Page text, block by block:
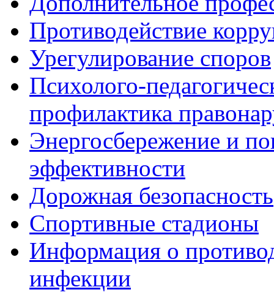
Противодействие
Урегулирование споров
Психолого-
профилактика
Энергосбережение и
эффективности
Дорожная безопасность
Спортивные стадионы
Информация о
инфекции